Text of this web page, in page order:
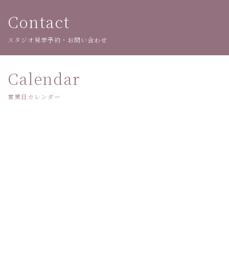
Contact
スタジオ見学予約・お問い合わせ
Calendar
営業日カレンダー